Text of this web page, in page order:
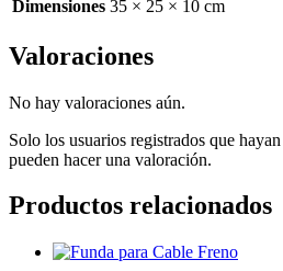
Dimensiones 35 × 25 × 10 cm
Valoraciones
No hay valoraciones aún.
Solo los usuarios registrados que
pueden hacer una valoración.
Productos relacionados